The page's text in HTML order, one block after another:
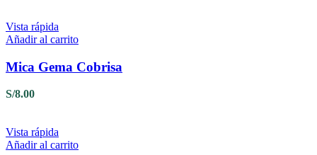
Vista rápida
Añadir al carrito
Mica Gema Cobrisa
S/8.00
Vista rápida
Añadir al carrito